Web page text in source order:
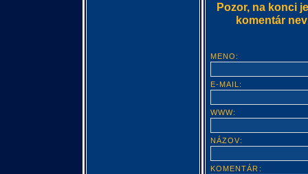
Pozor, na konci
komentár
MENO:
E-MAIL:
WWW:
NÁZOV:
KOMENTÁR: